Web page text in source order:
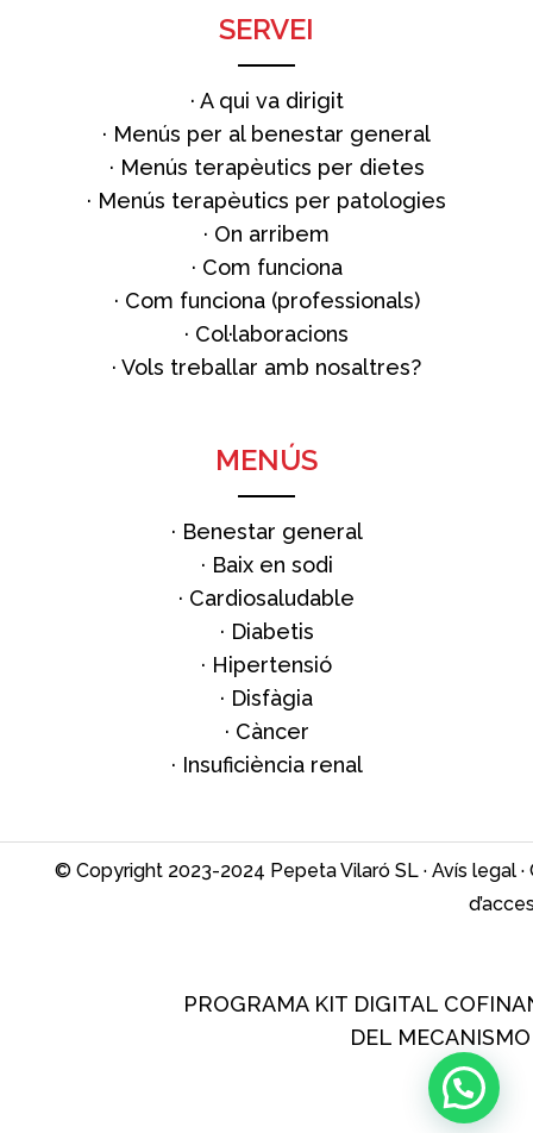
SERVEI
· A qui va dirigit
· Menús per al benestar general
· Menús terapèutics per dietes
· Menús terapèutics per patologies
· On arribem
· Com funciona
· Com funciona (professionals)
· Col·laboracions
· Vols treballar amb nosaltres?
MENÚS
· Benestar general
· Baix en sodi
· Cardiosaludable
· Diabetis
· Hipertensió
· Disfàgia
· Càncer
· Insuficiència renal
© Copyright 2023-2024 Pepeta Vilaró SL · Avís legal ·
PROGRAMA KIT DIGITAL
DEL